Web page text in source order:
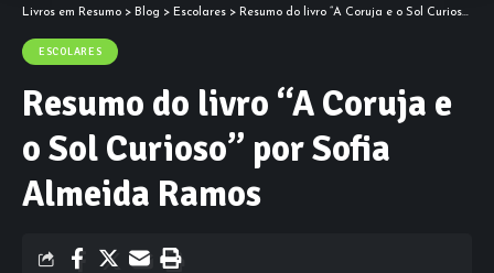
Livros em Resumo > Blog > Escolares > Resumo do livro “A Coruja e o Sol Curioso” por Sofia Almeida Ramos
ESCOLARES
Resumo do livro “A Coruja e
o Sol Curioso” por Sofia
Almeida Ramos